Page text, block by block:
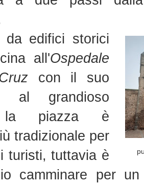
da edifici storici
all'Ospedale
con il suo
al grandioso
piazza è
tradizionale per
turisti, tuttavia è
camminare per